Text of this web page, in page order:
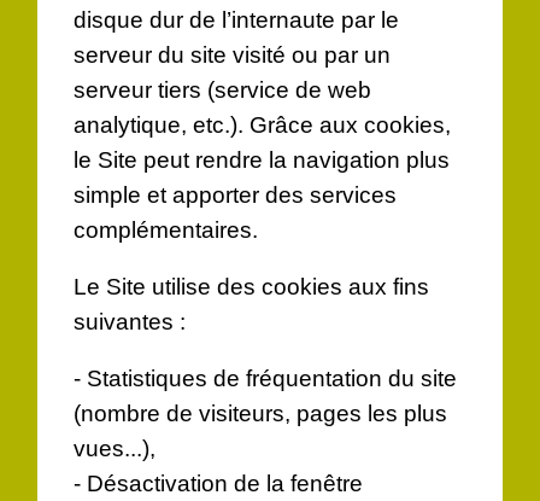
disque dur de l’internaute par le
serveur du site visité ou par un
serveur tiers (service de web
analytique, etc.). Grâce aux cookies,
le Site peut rendre la navigation plus
simple et apporter des services
complémentaires.
Le Site utilise des cookies aux fins
suivantes :
- Statistiques de fréquentation du site
(nombre de visiteurs, pages les plus
vues...),
- Désactivation de la fenêtre